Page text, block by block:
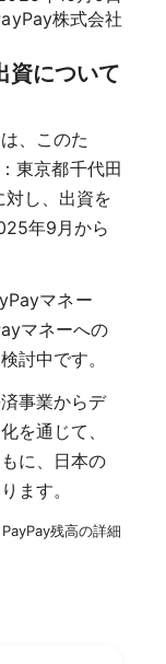
株式会社
について
、このた
東京都千代田
し、出資を
年9月から
マネー
マネーへの
討中です。
事業からデ
を通じて、
に、日本の
ます。
残高の詳細